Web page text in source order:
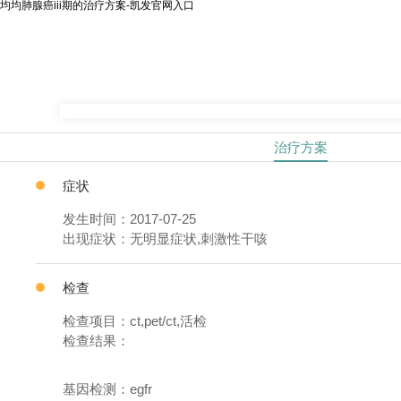
均均肺腺癌iii期的治疗方案-凯发官网入口
治疗方案
症状
发生时间：2017-07-25
出现症状：无明显症状,刺激性干咳
检查
检查项目：ct,pet/ct,活检
检查结果：
基因检测：egfr